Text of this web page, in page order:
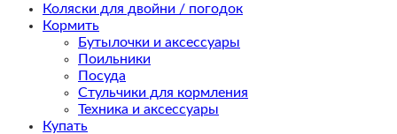
Коляски для двойни / погодок
Кормить
Бутылочки и аксессуары
Поильники
Посуда
Стульчики для кормления
Техника и аксессуары
Купать